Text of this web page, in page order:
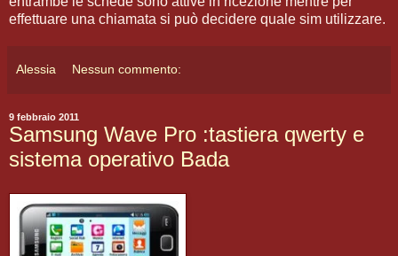
effettuare una chiamata si può decidere quale sim utilizzare.
Alessia Nessun commento:
9 febbraio 2011
Samsung Wave Pro :tastiera qwerty e
sistema operativo Bada